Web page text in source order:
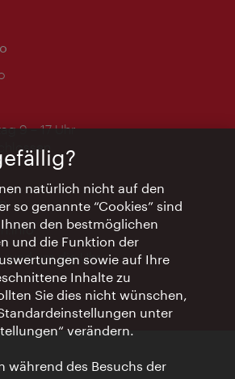
9 – 17 Uhr
um die Uhr
natürlich nicht auf den
so genannte “Cookies” sind
den bestmöglichen
und die Funktion der
sowie auf Ihre
Inhalte zu
Sie dies nicht wünschen,
unter
verändern.
während des Besuchs der